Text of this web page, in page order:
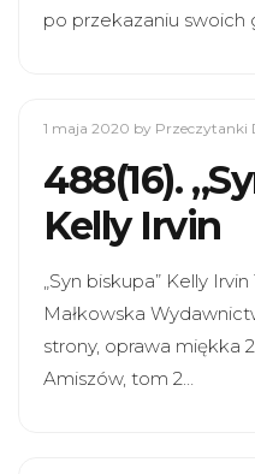
po przekazaniu swoich
1 maja 2020 by Przeczytanki
488(16).
Kelly Irvin
„Syn biskupa” Kelly
Małkowska
strony, oprawa miękka
Amiszów, tom 2…